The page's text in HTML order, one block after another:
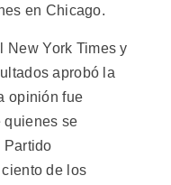
en Chicago.
New York Times y
aprobó la
opinión fue
quienes se
Partido
de los